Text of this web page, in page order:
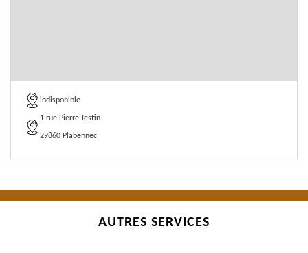
indisponible
1 rue Pierre Jestin
29860 Plabennec
AUTRES SERVICES